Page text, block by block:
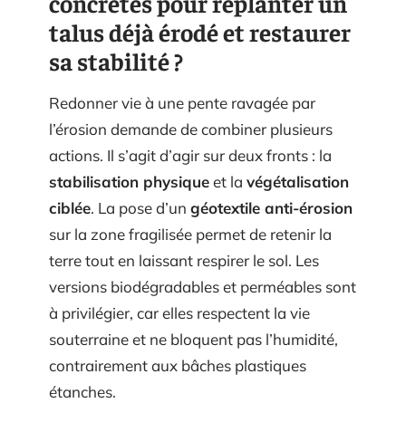
talus déjà érodé et restaurer
sa stabilité ?
Redonner vie à une pente ravagée par
l’érosion demande de combiner plusieurs
actions. Il s’agit d’agir sur deux fronts : la
stabilisation physiqueet la végétalisation
ciblée. La pose d’un géotextile anti-érosion
sur la zone fragilisée permet de retenir la
terre tout en laissant respirer le sol. Les
versions biodégradables et perméables sont
à privilégier, car elles respectent la vie
souterraine et ne bloquent pas l’humidité,
contrairement aux bâches plastiques
étanches.